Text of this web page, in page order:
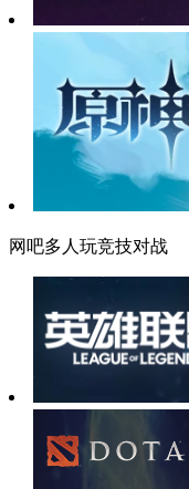
网吧多人玩竞技对战